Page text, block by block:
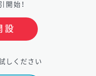
始！
設
しください